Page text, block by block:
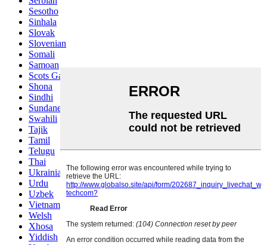
Sesotho
Sinhala
Slovak
Slovenian
Somali
Samoan
Scots Gaelic
Shona
Sindhi
Sundanese
Swahili
Tajik
Tamil
Telugu
Thai
Ukrainian
Urdu
Uzbek
Vietnamese
Welsh
Xhosa
Yiddish